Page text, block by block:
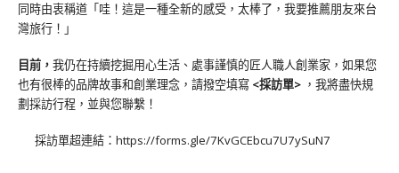
同時由衷稱道「哇！這是一種全新的感受，太棒了，我要推薦朋友來台
灣旅行！」
目前， 我仍在持續挖掘用心生活、處事謹慎的匠人職人創業家，如果您
也有很棒的品牌故事和創業理念，請撥空填寫 <採訪單> ，我將盡快規
劃採訪行程，並與您聯繫！
採訪單超連結： https://forms.gle/7KvGCEbcu7U7ySuN7